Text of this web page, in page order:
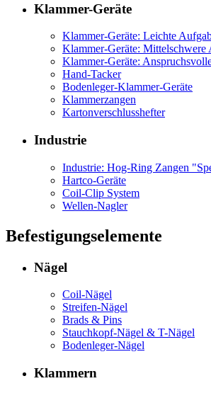
Klammer-Geräte
Klammer-Geräte: Leichte
Klammer-Geräte: Mittelschwere
Klammer-Geräte:
Hand-Tacker
Bodenleger-Klammer-Geräte
Klammerzangen
Kartonverschlusshefter
Industrie
Industrie: Hog-Ring Zangen
Hartco-Geräte
Coil-Clip System
Wellen-Nagler
Befestigungselemente
Nägel
Coil-Nägel
Streifen-Nägel
Brads & Pins
Stauchkopf-Nägel & T-Nägel
Bodenleger-Nägel
Klammern